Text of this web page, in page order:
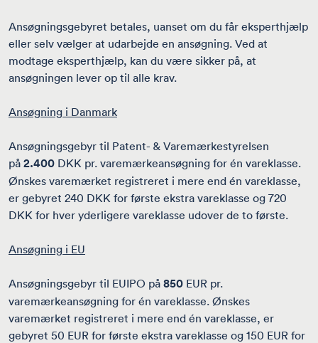
Ansøgningsgebyret betales, uanset om du får eksperthjælp
eller selv vælger at udarbejde en ansøgning. Ved at
modtage eksperthjælp, kan du være sikker på, at
ansøgningen lever op til alle krav.
Ansøgning i Danmark
Ansøgningsgebyr til Patent- & Varemærkestyrelsen
på 2.400 DKK pr. varemærkeansøgning for én vareklasse.
Ønskes varemærket registreret i mere end én vareklasse,
er gebyret 240 DKK for første ekstra vareklasse og 720
DKK for hver yderligere vareklasse udover de to første.
Ansøgning i EU
Ansøgningsgebyr til EUIPO på 850 EUR pr.
varemærkeansøgning for én vareklasse. Ønskes
varemærket registreret i mere end én vareklasse, er
gebyret 50 EUR for første ekstra vareklasse og 150 EUR for